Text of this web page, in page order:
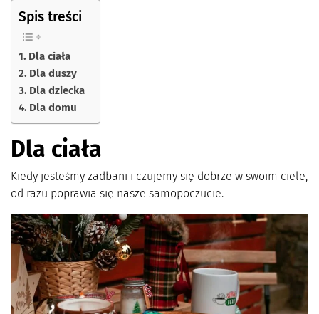
Spis treści
Dla ciała
Dla duszy
Dla dziecka
Dla domu
Dla ciała
Kiedy jesteśmy zadbani i czujemy się dobrze w swoim ciele,
od razu poprawia się nasze samopoczucie.